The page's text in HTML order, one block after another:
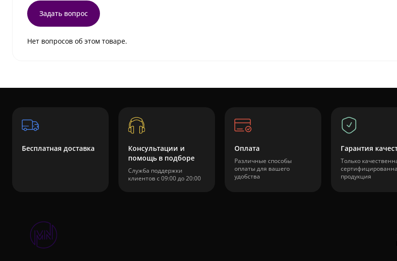
Задать вопрос
Нет вопросов об этом товаре.
Бесплатная доставка
Консультации и
помощь в подборе
Служба поддержки
клиентов с 09:00 до 20:00
Оплата
Различные способы
оплаты для вашего
удобства
Гарантия
Только
продукция